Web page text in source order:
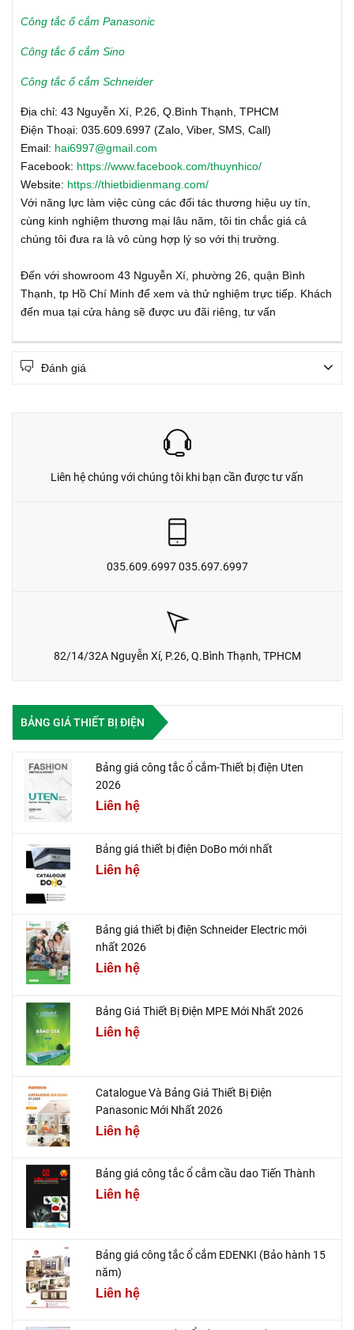
Công tắc ổ cắm Panasonic
Công tắc ổ cắm Sino
Công tắc ổ cắm Schneider
Địa chỉ: 43 Nguyễn Xí, P.26, Q.Bình Thạnh, TPHCM
Điện Thoại: 035.609.6997 (Zalo, Viber, SMS, Call)
Email: hai6997@gmail.com
Facebook: https://www.facebook.com/thuynhico/
Website: https://thietbidienmang.com/
Với năng lực làm việc cùng các đối tác thương hiệu uy tín,
cùng kinh nghiệm thương mại lâu năm, tôi tin chắc giá cả
chúng tôi đưa ra là vô cùng hợp lý so với thị trường.
Đến với showroom 43 Nguyễn Xí, phường 26, quận Bình
Thạnh, tp Hồ Chí Minh để xem và thử nghiệm trực tiếp. Khách
đến mua tại cửa hàng sẽ được ưu đãi riêng, tư vấn
Đánh giá
Liên hệ chúng với chúng tôi khi bạn cần được tư vấn
035.609.6997 035.697.6997
82/14/32A Nguyễn Xí, P.26, Q.Bình Thạnh, TPHCM
BẢNG GIÁ THIẾT BỊ ĐIỆN
Bảng giá công tắc ổ cắm-Thiết bị điện Uten
2026
Liên hệ
Bảng giá thiết bị điện DoBo mới nhất
Liên hệ
Bảng giá thiết bị điện Schneider Electric mới
nhất 2026
Liên hệ
Bảng Giá Thiết Bị Điện MPE Mới Nhất 2026
Liên hệ
Catalogue Và Bảng Giá Thiết Bị Điện
Panasonic Mới Nhất 2026
Liên hệ
Bảng giá công tắc ổ cắm cầu dao Tiến Thành
Liên hệ
Bảng giá công tắc ổ cắm EDENKI (Bảo hành 15
năm)
Liên hệ